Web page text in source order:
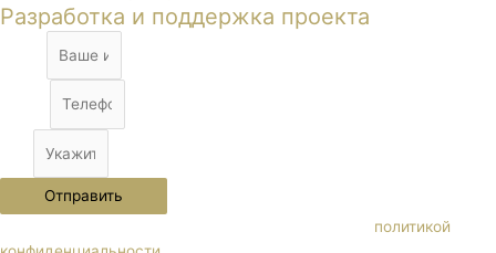
Разработка и поддержка проекта
Отправить
политикой